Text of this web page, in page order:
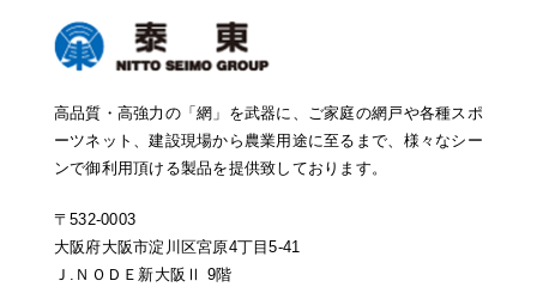
高品質・高強力の「網」を武器に、ご家庭の網戸や各種スポ
ーツネット、建設現場から農業用途に至るまで、様々なシー
ンで御利用頂ける製品を提供致しております。
〒532-0003
大阪府大阪市淀川区宮原4丁目5-41
Ｊ.ＮＯＤＥ新大阪Ⅱ 9階